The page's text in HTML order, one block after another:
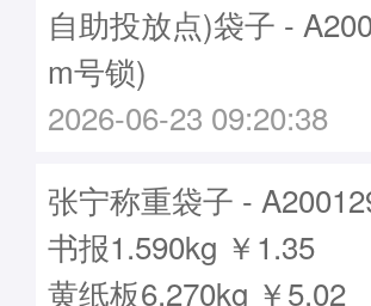
自助投放点)袋子 -
m号锁)
2026-06-23 09:20:38
张宁称重袋子 -
书报1.590kg ￥1.35
黄纸板6.270kg ￥5.02